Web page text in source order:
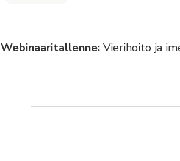
Webinaaritallenne: Vierihoito ja